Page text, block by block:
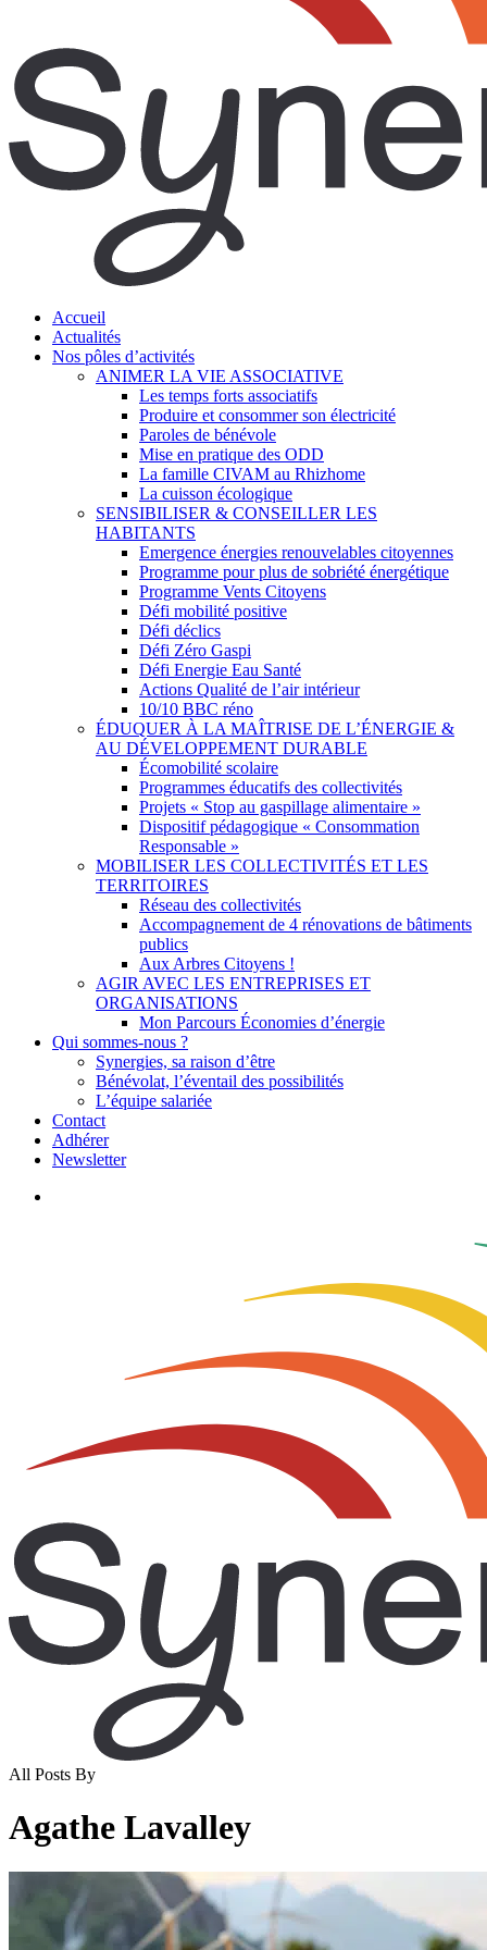
search
Menu
Accueil
Actualités
Nos pôles d’activités
ANIMER LA VIE ASSOCIATIVE
Les temps forts associatifs
Produire et consommer son électricité
Paroles de bénévole
Mise en pratique des ODD
La famille CIVAM au Rhizhome
La cuisson écologique
SENSIBILISER & CONSEILLER LES
HABITANTS
Emergence énergies renouvelables citoyennes
Programme pour plus de sobriété énergétique
Programme Vents Citoyens
Défi mobilité positive
Défi déclics
Défi Zéro Gaspi
Défi Energie Eau Santé
Actions Qualité de l’air intérieur
10/10 BBC réno
ÉDUQUER À LA MAÎTRISE DE L’ÉNERGIE &
AU DÉVELOPPEMENT DURABLE
Écomobilité scolaire
Programmes éducatifs des collectivités
Projets « Stop au gaspillage alimentaire »
Dispositif pédagogique « Consommation
Responsable »
MOBILISER LES COLLECTIVITÉS ET LES
TERRITOIRES
Réseau des collectivités
Accompagnement de 4 rénovations de bâtiments
publics
Aux Arbres Citoyens !
AGIR AVEC LES ENTREPRISES ET
ORGANISATIONS
Mon Parcours Économies d’énergie
Qui sommes-nous ?
Synergies, sa raison d’être
Bénévolat, l’éventail des possibilités
L’équipe salariée
Contact
Adhérer
Newsletter
All Posts By
Agathe Lavalley